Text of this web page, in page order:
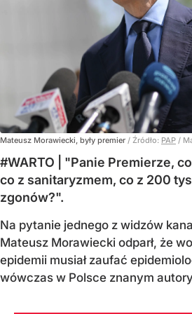
Mateusz Morawiecki, były premier / Źródło: PAP /
#WARTO | "Panie Premierze, co
co z sanitaryzmem, co z 200
zgonów?".
Na pytanie jednego z widzów
Mateusz Morawiecki odparł, że
epidemii musiał zaufać
wówczas w Polsce znanym